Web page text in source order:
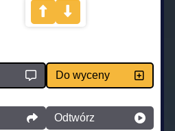
Odtwórz
Do wyceny